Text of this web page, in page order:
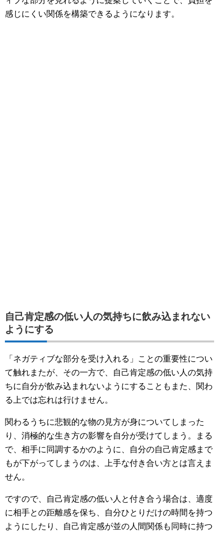
感じにくい関係を構築できるようになります。
自己肯定感の低い人の気持ちに飲み込まれない
ようにする
「ネガティブな部分を受け入れる」ことの重要性につい
て触れまたが、その一方で、自己肯定感の低い人の気持
ちに自分が飲み込まれないようにすることもまた、関わ
る上では忘れは行けません。
関わるうちに悲観的な物の見方が身についてしまった
り、消極的な生き方の影響を自分が受けてしまう。まる
で、相手に同調するかのように、自分の自己肯定感まで
もが下がってしまうのは、上手な付き合い方とは言えま
せん。
ですので、自己肯定感の低い人と付き合う場合は、適度
に相手との距離感を保ち、自分ひとりだけの時間を持つ
ようにしたり、自己肯定感が並の人間関係も同時に持つ